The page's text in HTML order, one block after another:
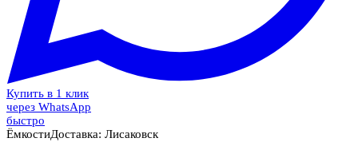
Купить в 1 клик
через WhatsApp
быстро
ЁмкостиДоставка: Лисаковск